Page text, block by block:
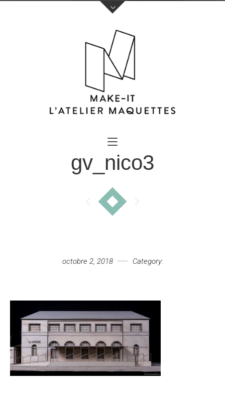
Votre nom (obligatoire)
Votre e-mail (obligatoire)gv_nico3
octobre 2, 2018 Category: